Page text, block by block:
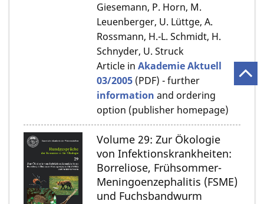
Giesemann, P. Horn, M.
Leuenberger, U. Lüttge, A.
Rossmann, H.-L. Schmidt, H.
Schnyder, U. Struck
Article in Akademie Aktuell
03/2005 (PDF) - further
information and ordering
option (publisher homepage)
Volume 29: Zur Ökologie
von Infektionskrankheiten:
Borreliose, Frühsommer-
Meningoenzephalitis (FSME)
und Fuchsbandwurm